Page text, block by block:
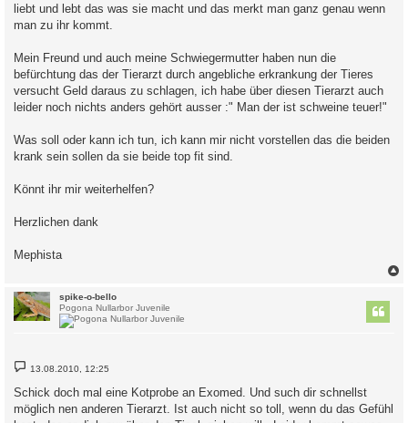
liebt und lebt das was sie macht und das merkt man ganz genau wenn
man zu ihr kommt.
Mein Freund und auch meine Schwiegermutter haben nun die
befürchtung das der Tierarzt durch angebliche erkrankung der Tieres
versucht Geld daraus zu schlagen, ich habe über diesen Tierarzt auch
leider noch nichts anders gehört ausser :" Man der ist schweine teuer!"
Was soll oder kann ich tun, ich kann mir nicht vorstellen das die beiden
krank sein sollen da sie beide top fit sind.
Könnt ihr mir weiterhelfen?
Herzlichen dank
Mephista
spike-o-bello
Pogona Nullarbor Juvenile
B
e
t
r
a
13.08.2010, 12:25
Schick doch mal eine Kotprobe an Exomed. Und such dir schnellst
möglich nen anderen Tierarzt. Ist auch nicht so toll, wenn du das Gefühl